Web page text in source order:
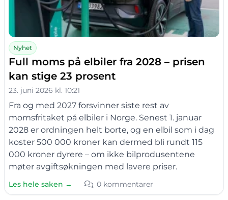
Nyhet
Full moms på elbiler fra 2028 – prisen
kan stige 23 prosent
23. juni 2026 kl. 10:21
Fra og med 2027 forsvinner siste rest av
momsfritaket på elbiler i Norge. Senest 1. januar
2028 er ordningen helt borte, og en elbil som i dag
koster 500 000 kroner kan dermed bli rundt 115
000 kroner dyrere – om ikke bilprodusentene
møter avgiftsøkningen med lavere priser.
Les hele saken → 0 kommentarer